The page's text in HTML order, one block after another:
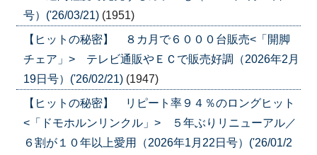
号）('26/03/21) (1951)
【ヒットの秘密】 ８カ月で６０００台販売<「開脚
チェア」> テレビ通販やＥＣで販売好調（2026年2月
19日号）('26/02/21) (1947)
【ヒットの秘密】 リピート率９４％のロングヒット
<「ドモホルンリンクル」> ５年ぶりリニューアル／
６割が１０年以上愛用（2026年1月22日号）('26/01/2